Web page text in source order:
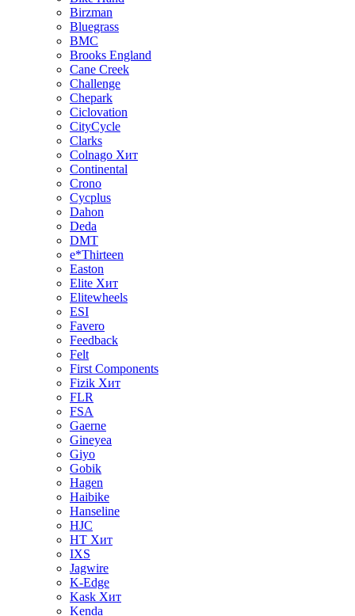
Birzman
Bluegrass
BMC
Brooks England
Cane Creek
Challenge
Chepark
Ciclovation
CityCycle
Clarks
Colnago Хит
Continental
Crono
Cycplus
Dahon
Deda
DMT
e*Thirteen
Easton
Elite Хит
Elitewheels
ESI
Favero
Feedback
Felt
First Components
Fizik Хит
FLR
FSA
Gaerne
Gineyea
Giyo
Gobik
Hagen
Haibike
Hanseline
HJC
HT Хит
IXS
Jagwire
K-Edge
Kask Хит
Kenda